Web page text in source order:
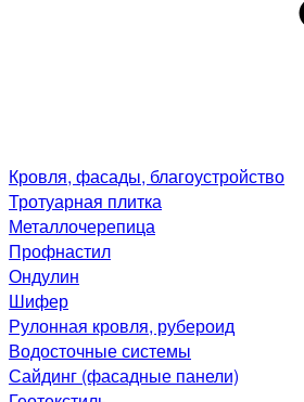
Кровля, фасады, благоустройство
Тротуарная плитка
Металлочерепица
Профнастил
Ондулин
Шифер
Рулонная кровля, рубероид
Водосточные системы
Сайдинг (фасадные панели)